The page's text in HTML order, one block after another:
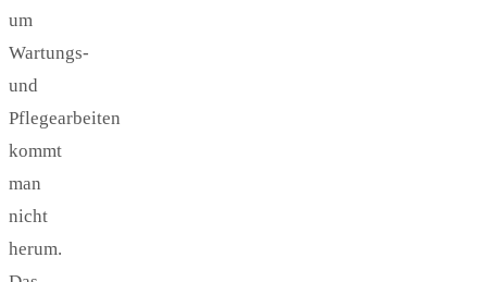
um
Wartungs-
und
Pflegearbeiten
kommt
man
nicht
herum.